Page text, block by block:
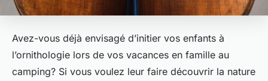
Avez-vous déjà envisagé d’initier vos enfants à
l’ornithologie lors de vos vacances en famille au
camping? Si vous voulez leur faire découvrir la nature